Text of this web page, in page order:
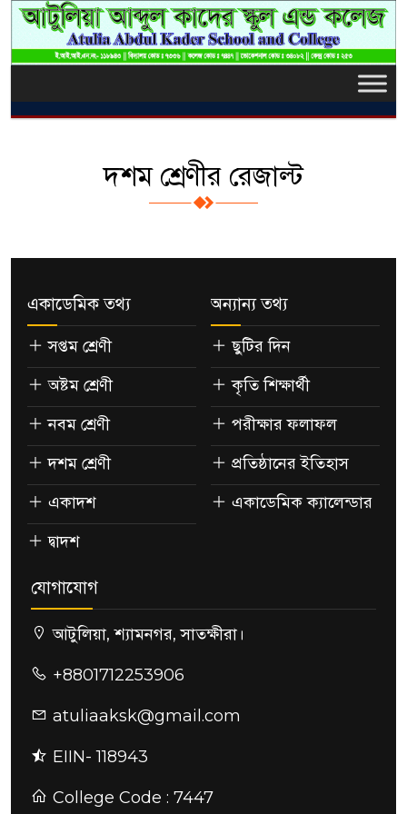
দশম শ্রেণীর রেজাল্ট
একাডেমিক তথ্য
সপ্তম শ্রেণী
অষ্টম শ্রেণী
নবম শ্রেণী
দশম শ্রেণী
একাদশ
দ্বাদশ
অন্যান্য তথ্য
ছুটির দিন
কৃতি শিক্ষার্থী
পরীক্ষার ফলাফল
প্রতিষ্ঠানের ইতিহাস
একাডেমিক ক্যালেন্ডার
যোগাযোগ
আটুলিয়া, শ্যামনগর, সাতক্ষীরা।
+8801712253906
atuliaaksk@gmail.com
EIIN- 118943
College Code : 7447